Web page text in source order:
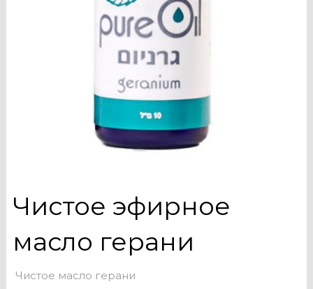
Чистое эфирное
масло герани
Чистое масло герани